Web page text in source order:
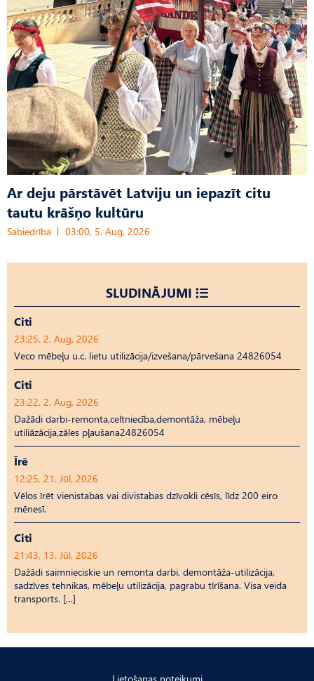
Ar deju pārstāvēt Latviju un iepazīt citu
tautu krāšņo kultūru
Sabiedrība 03:00, 5. Aug, 2026
SLUDINĀJUMI
Citi
23:25, 2. Aug, 2026
Veco mēbeļu u.c. lietu utilizācija/izvešana/pārvešana 24826054
Citi
23:22, 2. Aug, 2026
Dažādi darbi-remonta,celtniecība,demontāža, mēbeļu
utiliāzācija,zāles pļaušana24826054
Īrē
12:25, 21. Jūl, 2026
Vēlos īrēt vienistabas vai divistabas dzīvokli cēsīs, līdz 200 eiro
mēnesī.
Citi
21:43, 13. Jūl, 2026
Dažādi saimnieciskie un remonta darbi, demontāža-utilizācija,
sadzīves tehnikas, mēbeļu utilizācija, pagrabu tīrīšana. Visa veida
transports. […]